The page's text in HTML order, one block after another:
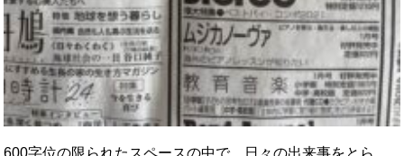
600字位の限られたスペースの中で、日々の出来事をとら